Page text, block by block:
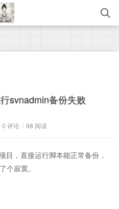
svnadmin备份失败
0 评论 / 98 阅读
目，直接运行脚本能正常备份，
个寂寞。